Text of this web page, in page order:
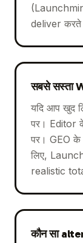
deliver करते
सबसे सस्ता
यदि आप खुद
पर। Editor
पर। GEO
लिए,
realistic
कौन सा